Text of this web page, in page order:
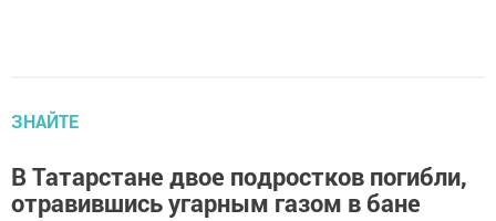
ЗНАЙТЕ
В Татарстане двое подростков погибли,
отравившись угарным газом в бане